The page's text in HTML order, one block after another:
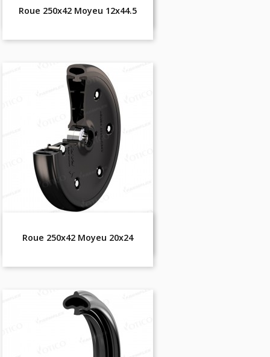
Roue 250x42 Moyeu 12x44.5
Roue 250x42 Moyeu 20x24